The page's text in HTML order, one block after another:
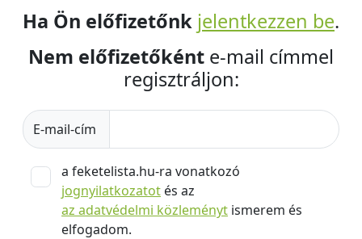
Ha Ön előfizetőnk jelentkezzen be.
Nem előfizetőként e-mail címmel
regisztráljon:
E-mail-cím
a feketelista.hu-ra vonatkozó
jognyilatkozatot és az
az adatvédelmi közleményt ismerem és
elfogadom.